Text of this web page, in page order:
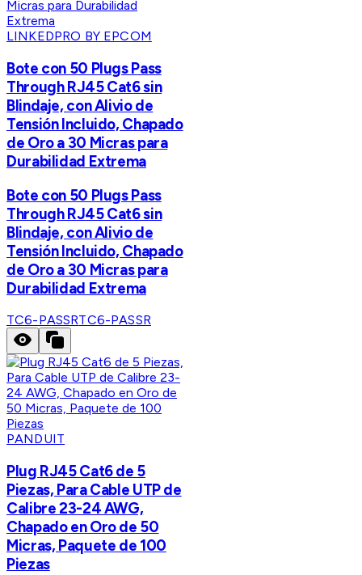
LINKEDPRO BY EPCOM
Bote con 50 Plugs Pass
Through RJ45 Cat6 sin
Blindaje, con Alivio de
Tensión Incluido, Chapado
de Oro a 30 Micras para
Durabilidad Extrema
Bote con 50 Plugs Pass
Through RJ45 Cat6 sin
Blindaje, con Alivio de
Tensión Incluido, Chapado
de Oro a 30 Micras para
Durabilidad Extrema
TC6-PASSRTC6-PASSR
PANDUIT
Plug RJ45 Cat6 de 5
Piezas, Para Cable UTP de
Calibre 23-24 AWG,
Chapado en Oro de 50
Micras, Paquete de 100
Piezas